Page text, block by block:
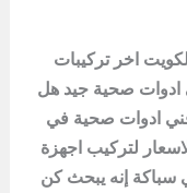
اخر تركيبات
ادوات صحية جيد هل
ادوات صحية في
لتركيب اجهزة
سباكة إنه يبحث كن